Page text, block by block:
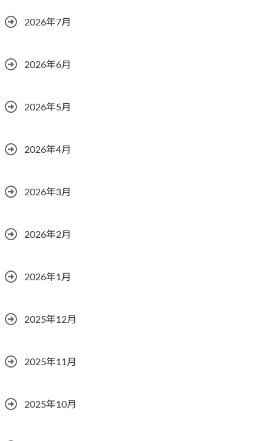
2026年7月
2026年6月
2026年5月
2026年4月
2026年3月
2026年2月
2026年1月
2025年12月
2025年11月
2025年10月